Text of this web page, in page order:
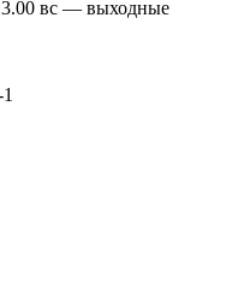
вс — выходные